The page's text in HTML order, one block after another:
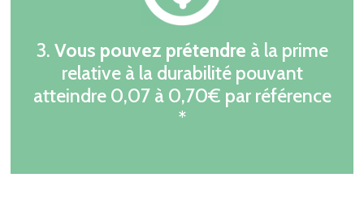
3. Vous pouvez prétendre à la prime
relative à la durabilité pouvant
atteindre 0,07 à 0,70€ par référence
*